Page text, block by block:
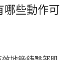
哪些動作可